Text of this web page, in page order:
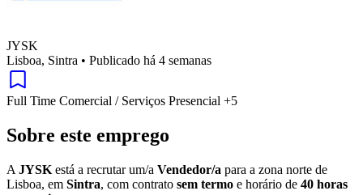
JYSK
Lisboa, Sintra • Publicado há 4 semanas
Full Time Comercial / Serviços Presencial +5
Sobre este emprego
A JYSK está a recrutar um/a Vendedor/a para a zona norte de
Lisboa, em Sintra, com contrato sem termo e horário de 40 horas